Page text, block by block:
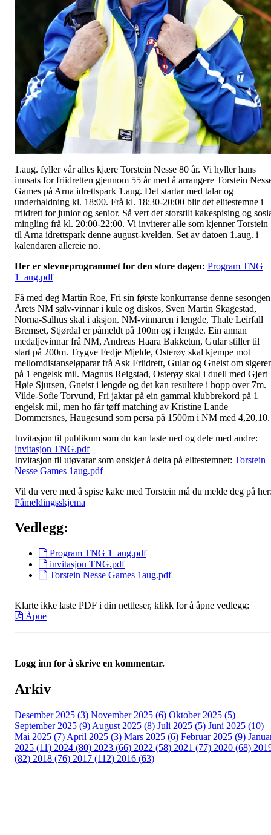
1.aug. fyller vår alles kjære Torstein Nesse 80 år. Vi hyller hans
innsats for friidretten gjennom 55 år med å arrangere Torstein
Games på Arna idrettspark 1.aug. Det startar med talar og
underhaldning kl. 18:00. Frå kl. 18:30-20:00 blir det elitestemne i
friidrett for junior og senior. Så vert det storstilt kakespising og
mingling frå kl. 20:00-22:00. Vi inviterer alle som kjenner Torstein
til Arna idrettspark denne august-kvelden. Set av datoen 1.aug. i
kalendaren allereie no.
Her er stevneprogrammet for den store dagen: Program TNG
1_aug.pdf
Få med deg Martin Roe, Fri sin første konkurranse denne
Årets NM sølv-vinnar i kule og diskos, Sven Martin Skagestad,
Norna-Salhus skal i aksjon. NM-vinnaren i lengde, Thale Leirfall
Bremset, Stjørdal er påmeldt på 100m og i lengde. Ein annan
medaljevinnar frå NM, Andreas Haara Bakketun, Gular stiller til
start på 200m. Trygve Fedje Mjelde, Osterøy skal kjempe mot
mellomdistanseløparar frå Ask Friidrett, Gular og Gneist om
på 1 engelsk mil. Magnus Reigstad, Osterøy skal i duell med Gjert
Høie Sjursen, Gneist i lengde og det kan resultere i hopp over 7m.
Vilde-Sofie Torvund, Fri jaktar på ein gammal klubbrekord på 1
engelsk mil, men ho får tøff matching av Kristine Lande
Dommersnes, Haugesund som persa på 1500m i NM med 4,20,10.
Invitasjon til publikum som du kan laste ned og dele med andre:
invitasjon TNG.pdf
Invitasjon til utøvarar som ønskjer å delta på elitestemnet: Torstein
Nesse Games 1aug.pdf
Vil du vere med å spise kake med Torstein må du melde deg på
Påmeldingsskjema
Vedlegg:
Program TNG 1_aug.pdf
invitasjon TNG.pdf
Torstein Nesse Games 1aug.pdf
Klarte ikke laste PDF i din nettleser, klikk for å åpne vedlegg:
Åpne
Logg inn for å skrive en kommentar.
Arkiv
Desember 2025 (3) November 2025 (6) Oktober 2025 (5)
September 2025 (9) August 2025 (8) Juli 2025 (5) Juni 2025 (10)
Mai 2025 (7) April 2025 (3) Mars 2025 (6) Februar 2025 (9)
2025 (11) 2024 (80) 2023 (66) 2022 (58) 2021 (77) 2020 (68)
(82) 2018 (76) 2017 (112) 2016 (63)